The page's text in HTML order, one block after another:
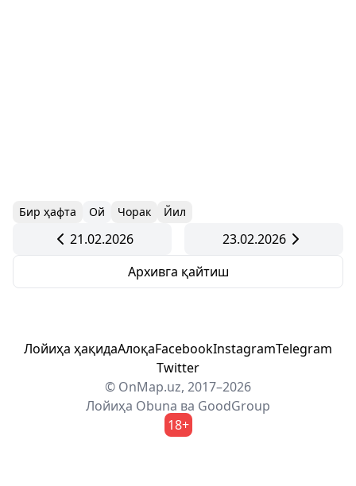
Бир ҳафта Ой Чорак Йил
21.02.2026
23.02.2026
Архивга қайтиш
Лойиҳа ҳақидаАлоқаFacebookInstagramTelegram
Twitter
© OnMap.uz, 2017–2026
Лойиҳа Obuna ва GoodGroup
18+